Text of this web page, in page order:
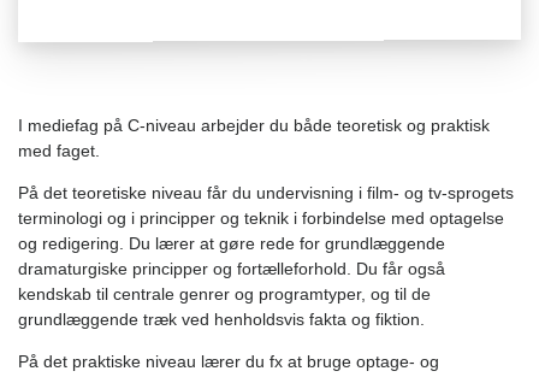
I mediefag på C-niveau arbejder du både teoretisk og praktisk
med faget.
På det teoretiske niveau får du undervisning i film- og tv-sprogets
terminologi og i principper og teknik i forbindelse med optagelse
og redigering. Du lærer at gøre rede for grundlæggende
dramaturgiske principper og fortælleforhold. Du får også
kendskab til centrale genrer og programtyper, og til de
grundlæggende træk ved henholdsvis fakta og fiktion.
På det praktiske niveau lærer du fx at bruge optage- og